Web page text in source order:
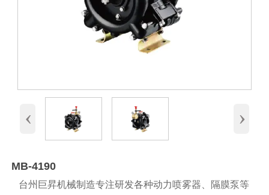
‹ ›
MB-4190
台州巨昇机械制造专注研发各种动力喷雾器、隔膜泵等